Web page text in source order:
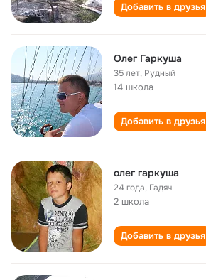
Добавить в друзья
Олег Гаркуша
35 лет, Рудный
14 школа
Добавить в друзья
олег гаркуша
24 года, Гадяч
2 школа
Добавить в друзья